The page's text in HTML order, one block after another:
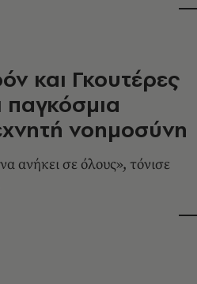
και Γκουτέρες
παγκόσμια
νοημοσύνη
ανήκει σε όλους», τόνισε